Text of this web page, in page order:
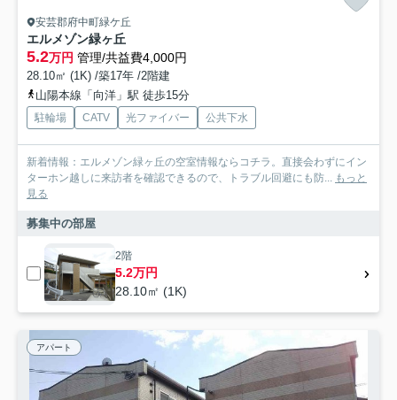
安芸郡府中町緑ケ丘
エルメゾン緑ヶ丘
5.2万円 管理/共益費4,000円
28.10㎡ (1K) /築17年 /2階建
山陽本線「向洋」駅 徒歩15分
駐輪場 CATV 光ファイバー 公共下水
新着情報：エルメゾン緑ヶ丘の空室情報ならコチラ。直接会わずにイン
ターホン越しに来訪者を確認できるので、トラブル回避にも防... もっと
見る
募集中の部屋
2階
5.2万円
28.10㎡ (1K)
アパート